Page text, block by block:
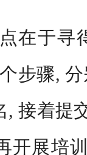
在于寻
步骤,
, 接着提
开展培